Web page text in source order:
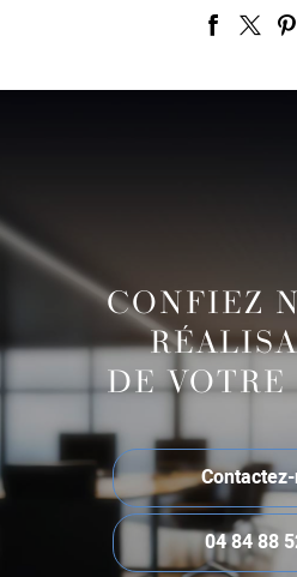
CONFIEZ
DE VOTRE
04 84 88